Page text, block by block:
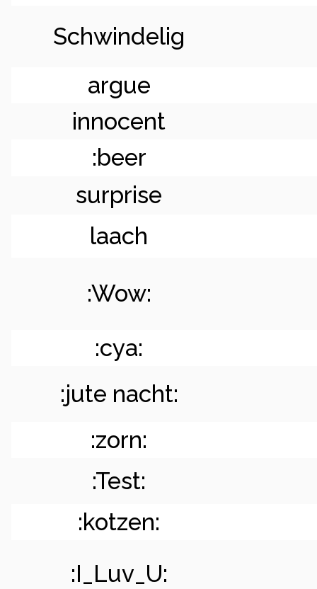
Schwindelig
argue
innocent
:beer
surprise
laach
:Wow:
:cya:
:jute nacht:
:zorn:
:Test:
:kotzen:
:I_Luv_U: